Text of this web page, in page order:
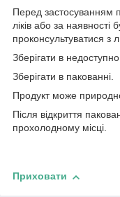
Перед застосуванням
ліків або за
проконсультуватися з
Зберігати в
Зберігати в пакованні.
Продукт може
Після відкриття
прохолодному місці.
Приховати